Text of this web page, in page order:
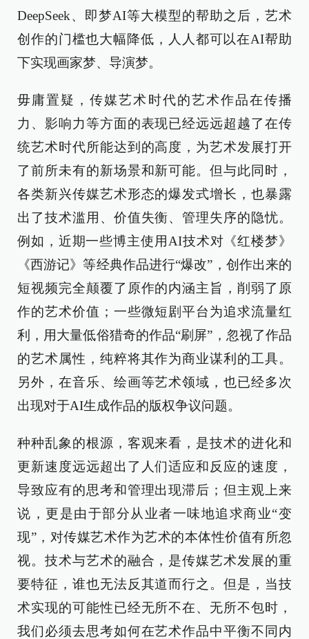
DeepSeek、即梦AI等大模型的帮助之后，艺术
创作的门槛也大幅降低，人人都可以在AI帮助
下实现画家梦、导演梦。
毋庸置疑，传媒艺术时代的艺术作品在传播
力、影响力等方面的表现已经远远超越了在传
统艺术时代所能达到的高度，为艺术发展打开
了前所未有的新场景和新可能。但与此同时，
各类新兴传媒艺术形态的爆发式增长，也暴露
出了技术滥用、价值失衡、管理失序的隐忧。
例如，近期一些博主使用AI技术对《红楼梦》
《西游记》等经典作品进行“爆改”，创作出来的
短视频完全颠覆了原作的内涵主旨，削弱了原
作的艺术价值；一些微短剧平台为追求流量红
利，用大量低俗猎奇的作品“刷屏”，忽视了作品
的艺术属性，纯粹将其作为商业谋利的工具。
另外，在音乐、绘画等艺术领域，也已经多次
出现对于AI生成作品的版权争议问题。
种种乱象的根源，客观来看，是技术的进化和
更新速度远远超出了人们适应和反应的速度，
导致应有的思考和管理出现滞后；但主观上来
说，更是由于部分从业者一味地追求商业“变
现”，对传媒艺术作为艺术的本体性价值有所忽
视。技术与艺术的融合，是传媒艺术发展的重
要特征，谁也无法反其道而行之。但是，当技
术实现的可能性已经无所不在、无所不包时，
我们必须去思考如何在艺术作品中平衡不同内